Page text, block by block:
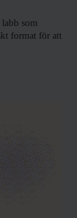
som
format för att